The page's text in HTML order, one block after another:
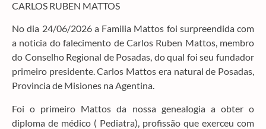
CARLOS RUBEN MATTOS
No dia 24/06/2026 a Familia Mattos foi surpreendida com
a noticia do falecimento de Carlos Ruben Mattos, membro
do Conselho Regional de Posadas, do qual foi seu fundador
primeiro presidente. Carlos Mattos era natural de Posadas,
Provincia de Misiones na Agentina.
Foi o primeiro Mattos da nossa genealogia a obter o
diploma de médico ( Pediatra), profissão que exerceu com